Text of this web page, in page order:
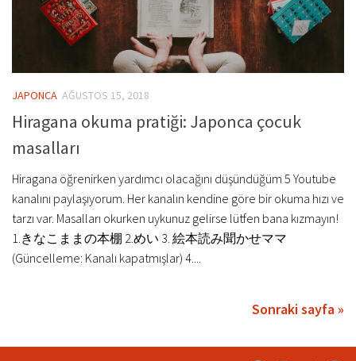
JAPONCA AĞUSTOS 15, 2018
Hiragana okuma pratiği: Japonca çocuk
masalları
Hiragana öğrenirken yardımcı olacağını düşündüğüm 5 Youtube
kanalını paylaşıyorum. Her kanalın kendine göre bir okuma hızı ve
tarzı var. Masalları okurken uykunuz gelirse lütfen bana kızmayın!
1.きなこままの本棚 2.めい 3. 絵本読み聞かせママ
(Güncelleme: Kanalı kapatmışlar) 4....
Sonraki sayfa »